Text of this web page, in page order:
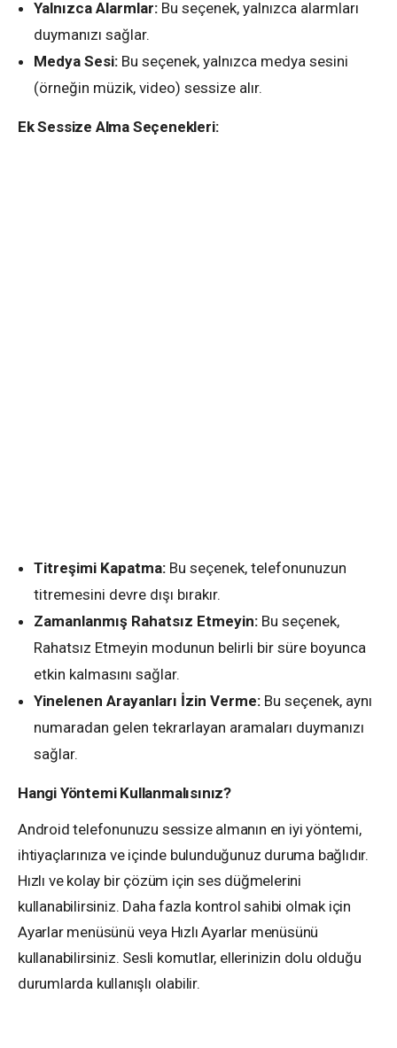
Yalnızca Alarmlar: Bu seçenek, yalnızca alarmları
duymanızı sağlar.
Medya Sesi: Bu seçenek, yalnızca medya sesini
(örneğin müzik, video) sessize alır.
Ek Sessize Alma Seçenekleri:
Titreşimi Kapatma: Bu seçenek, telefonunuzun
titremesini devre dışı bırakır.
Zamanlanmış Rahatsız Etmeyin: Bu seçenek,
Rahatsız Etmeyin modunun belirli bir süre boyunca
etkin kalmasını sağlar.
Yinelenen Arayanları İzin Verme: Bu seçenek, aynı
numaradan gelen tekrarlayan aramaları duymanızı
sağlar.
Hangi Yöntemi Kullanmalısınız?
Android telefonunuzu sessize almanın en iyi yöntemi,
ihtiyaçlarınıza ve içinde bulunduğunuz duruma bağlıdır.
Hızlı ve kolay bir çözüm için ses düğmelerini
kullanabilirsiniz. Daha fazla kontrol sahibi olmak için
Ayarlar menüsünü veya Hızlı Ayarlar menüsünü
kullanabilirsiniz. Sesli komutlar, ellerinizin dolu olduğu
durumlarda kullanışlı olabilir.